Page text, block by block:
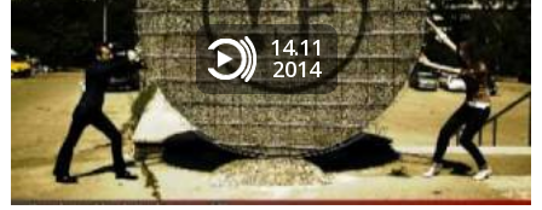
14.11
2014